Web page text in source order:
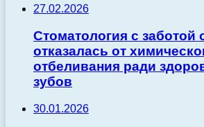
27.02.2026
Стоматология с заботой
отказалась от
отбеливания ради
зубов
30.01.2026